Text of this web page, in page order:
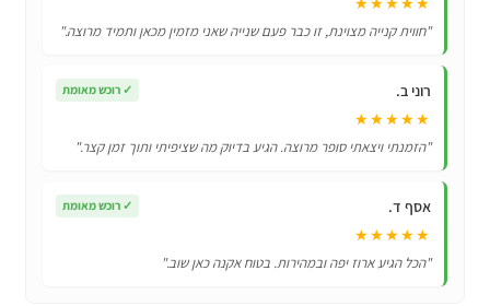
"חווית קנייה מצוינת, זו כבר פעם שנייה שאני מזמין מכאן ותמיד מרוצה."
רוני ב. ✓ רוכש מאומת
★★★★★
"הזמנתי ויצאתי סופר מרוצה. הגיע בדיוק מה שציפיתי ותוך זמן קצר."
אסף ד. ✓ רוכש מאומת
★★★★★
"הכל הגיע ארוז יפה ובמהירות. בטוח אקנה כאן שוב."